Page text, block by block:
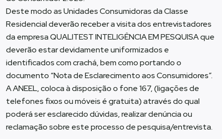
Deste modo as Unidades Consumidoras da Classe
Residencial deverão receber a visita dos entrevistadores
da empresa QUALITEST INTELIGÊNCIA EM PESQUISA que
deverão estar devidamente uniformizados e
identificados com crachá, bem como portando o
documento “Nota de Esclarecimento aos Consumidores”.
A ANEEL, coloca à disposição o fone 167, (ligações de
telefones fixos ou móveis é gratuita) através do qual
poderá ser esclarecido dúvidas, realizar denúncia ou
reclamação sobre este processo de pesquisa/entrevista.